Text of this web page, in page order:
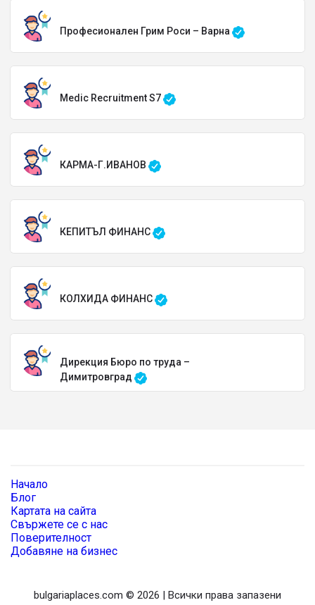
Професионален Грим Роси – Варна
Medic Recruitment S7
КАРМА-Г.ИВАНОВ
КЕПИТЪЛ ФИНАНС
КОЛХИДА ФИНАНС
Дирекция Бюро по труда –
Димитровград
Начало
Блог
Картата на сайта
Свържете се с нас
Поверителност
Добавяне на бизнес
bulgariaplaces.com © 2026 | Всички права запазени